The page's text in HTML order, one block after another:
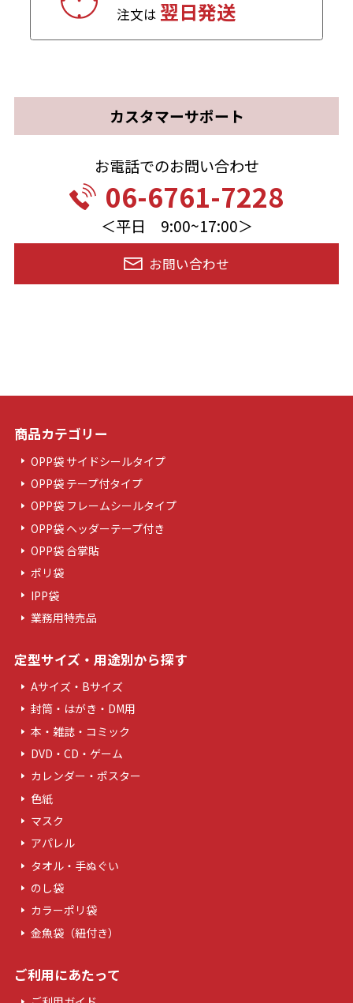
注文は 翌日発送
カスタマーサポート
お電話でのお問い合わせ
06-6761-7228
＜平日 9:00~17:00＞
お問い合わせ
商品カテゴリー
OPP袋 サイドシールタイプ
OPP袋 テープ付タイプ
OPP袋 フレームシールタイプ
OPP袋 ヘッダーテープ付き
OPP袋 合掌貼
ポリ袋
IPP袋
業務用特売品
定型サイズ・用途別から探す
Aサイズ・Bサイズ
封筒・はがき・DM用
本・雑誌・コミック
DVD・CD・ゲーム
カレンダー・ポスター
色紙
マスク
アパレル
タオル・手ぬぐい
のし袋
カラーポリ袋
金魚袋（紐付き）
ご利用にあたって